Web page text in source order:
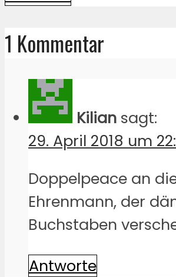
1 Kommentar
Kilian sagt:
29. April 2018 um
Doppelpeace an
Ehrenmann, der
Buchstaben
Antworte